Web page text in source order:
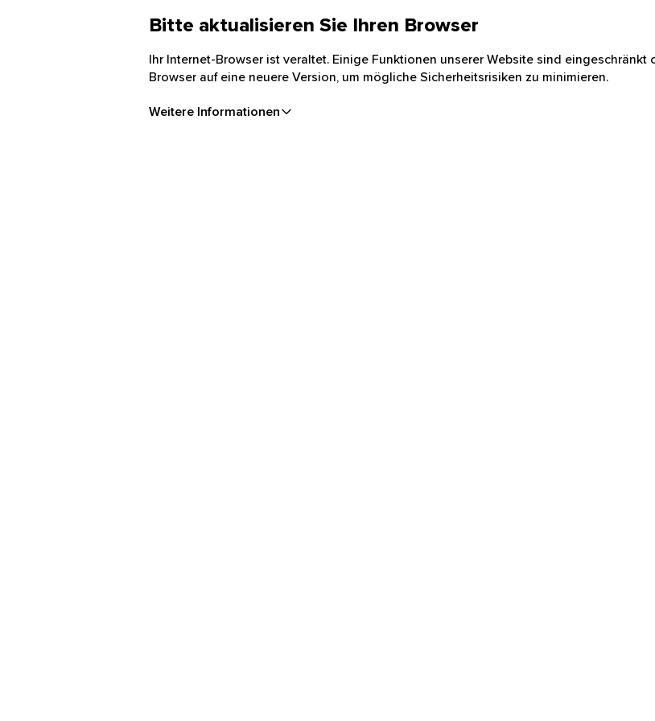
Bitte aktualisieren Sie Ihren Browser
Ihr Internet-Browser ist veraltet. Einige Funktionen unserer Website sind eingeschränkt
Browser auf eine neuere Version, um mögliche Sicherheitsrisiken zu minimieren.
Weitere Informationen